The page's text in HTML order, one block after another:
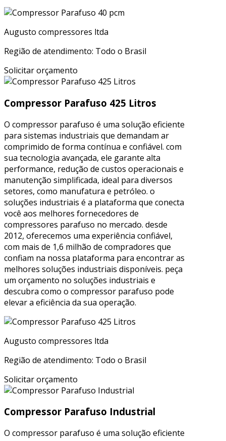
Augusto compressores ltda
Região de atendimento: Todo o Brasil
Solicitar orçamento
Compressor Parafuso 425 Litros
O compressor parafuso é uma solução eficiente
para sistemas industriais que demandam ar
comprimido de forma contínua e confiável. com
sua tecnologia avançada, ele garante alta
performance, redução de custos operacionais e
manutenção simplificada, ideal para diversos
setores, como manufatura e petróleo. o
soluções industriais é a plataforma que conecta
você aos melhores fornecedores de
compressores parafuso no mercado. desde
2012, oferecemos uma experiência confiável,
com mais de 1,6 milhão de compradores que
confiam na nossa plataforma para encontrar as
melhores soluções industriais disponíveis. peça
um orçamento no soluções industriais e
descubra como o compressor parafuso pode
elevar a eficiência da sua operação.
Augusto compressores ltda
Região de atendimento: Todo o Brasil
Solicitar orçamento
Compressor Parafuso Industrial
O compressor parafuso é uma solução eficiente